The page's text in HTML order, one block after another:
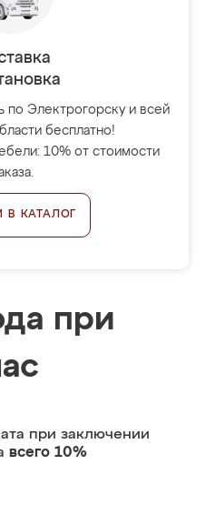
по Электрогорску и всей
бесплатно!
10% от стоимости
В КАТАЛОГ
при
при заключении
всего 10%